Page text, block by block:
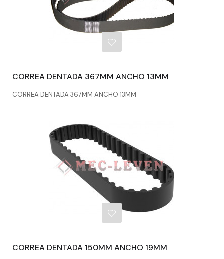
CORREA DENTADA 367MM ANCHO 13MM
CORREA DENTADA 367MM ANCHO 13MM
CORREA DENTADA 150MM ANCHO 19MM